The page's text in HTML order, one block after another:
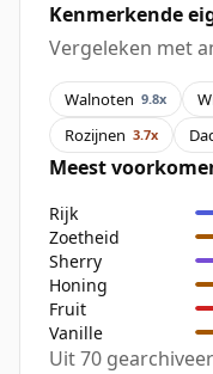
Kenmerkende
Vergeleken met
Walnoten 9.8x
Rozijnen 3.7x
Meest
Rijk
Zoetheid
Sherry
Honing
Fruit
Vanille
Uit 70